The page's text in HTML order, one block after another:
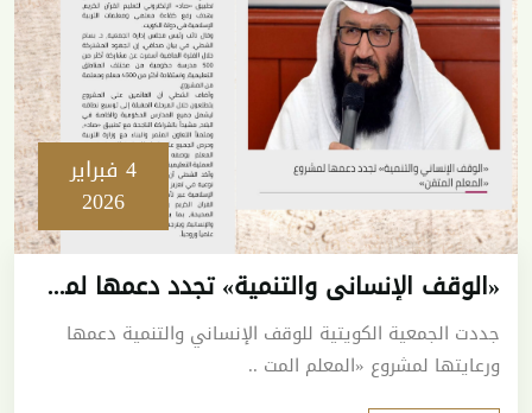
4 فبراير
2026
«الوقف الإنساني والتنمية» تجدد دعمها لمشروع «المعلم المتقن»
جددت الجمعية الكويتية للوقف الإنساني والتنمية دعمها
ورعايتها لمشروع «المعلم المت ..